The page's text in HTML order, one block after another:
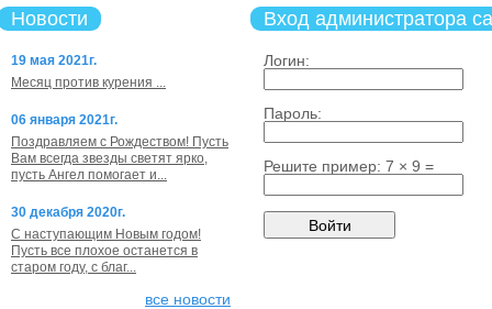
Новости
19 мая 2021г.
Месяц против курения ...
06 января 2021г.
Поздравляем с Рождеством! Пусть
Вам всегда звезды светят ярко,
пусть Ангел помогает и...
30 декабря 2020г.
С наступающим Новым годом!
Пусть все плохое останется в
старом году, с благ...
все новости
Вход администратора
Логин:
Пароль:
Решите пример: 7 × 9 =